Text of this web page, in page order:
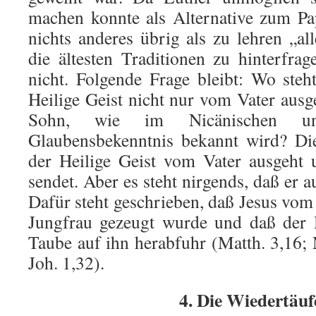
machen konnte als Alternative zum
nichts anderes übrig als zu lehren
die ältesten Traditionen zu
nicht. Folgende Frage bleibt: Wo
Heilige Geist nicht nur vom Vater
Sohn, wie im Nicänischen
Glaubensbekenntnis bekannt wird?
der Heilige Geist vom Vater
sendet. Aber es steht nirgends, daß er
Dafür steht geschrieben, daß Jesus
Jungfrau gezeugt wurde und daß
Taube auf ihn herabfuhr (Matth.
Joh. 1,32).
4. Die